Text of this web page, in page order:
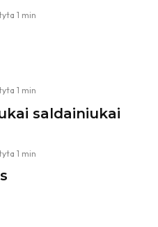
1 min
1 min
saldainiukai
1 min